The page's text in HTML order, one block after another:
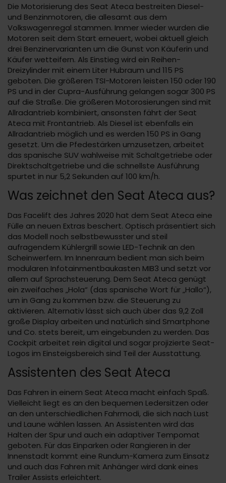
Die Motorisierung des Seat Ateca bestreiten Diesel-
und Benzinmotoren, die allesamt aus dem
Volkswagenregal stammen. Immer wieder wurden die
Motoren seit dem Start erneuert, wobei aktuell gleich
drei Benzinervarianten um die Gunst von Käuferin und
Käufer wetteifern. Als Einstieg wird ein Reihen-
Dreizylinder mit einem Liter Hubraum und 115 PS
geboten. Die größeren TSI-Motoren leisten 150 oder 190
PS und in der Cupra-Ausführung gelangen sogar 300 PS
auf die Straße. Die größeren Motorosierungen sind mit
Allradantrieb kombiniert, ansonsten fährt der Seat
Ateca mit Frontantrieb. Als Diesel ist ebenfalls ein
Allradantrieb möglich und es werden 150 PS in Gang
gesetzt. Um die Pfedestärken umzusetzen, arbeitet
das spanische SUV wahlweise mit Schaltgetriebe oder
Direktschaltgetriebe und die schnellste Ausführung
spurtet in nur 5,2 Sekunden auf 100 km/h.
Was zeichnet den Seat Ateca aus?
Das Facelift des Jahres 2020 hat dem Seat Ateca eine
Fülle an neuen Extras beschert. Optisch präsentiert sich
das Modell noch selbstbewusster und steil
aufragendem Kühlergrill sowie LED-Technik an den
Scheinwerfern. Im Innenraum bedient man sich beim
modularen Infotainmentbaukasten MIB3 und setzt vor
allem auf Sprachsteuerung. Dem Seat Ateca genügt
ein zweifaches „Hola“ (das spanische Wort für „Hallo“),
um in Gang zu kommen bzw. die Steuerung zu
aktivieren. Alternativ lässt sich auch über das 9,2 Zoll
große Display arbeiten und natürlich sind Smartphone
und Co. stets bereit, um eingebunden zu werden. Das
Cockpit arbeitet rein digital und sogar projizierte Seat-
Logos im Einsteigsbereich sind Teil der Ausstattung.
Assistenten des Seat Ateca
Das Fahren in einem Seat Ateca macht einfach Spaß.
Vielleicht liegt es an den bequemen Ledersitzen oder
an den unterschiedlichen Fahrmodi, die sich nach Lust
und Laune wählen lassen. An Assistenten wird das
Halten der Spur und auch ein adaptiver Tempomat
geboten. Für das Einparken oder Rangieren in der
Innenstadt kommt eine Rundum-Kamera zum Einsatz
und auch das Fahren mit Anhänger wird dank eines
Trailer Assists erleichtert.